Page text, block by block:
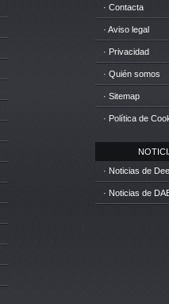
· Contacta
· Aviso legal
· Privacidad
· Quién somos
· Sitemap
· Política de
· Noticias de
· Noticias de